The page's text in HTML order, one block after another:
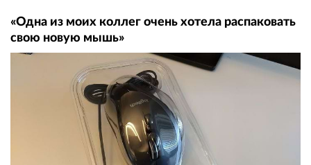
«Одна из моих коллег очень хотела распаковать
свою новую мышь»